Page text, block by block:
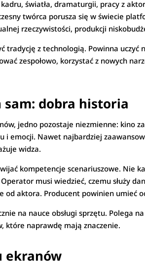
światła, dramaturgii, pracy z
twórca porusza się w świecie
rzeczywistości, produkcji
tradycję z technologią. Powinna
zespołowo, korzystać z nowych
dobra historia
jedno pozostaje niezmienne: kino
emocji. Nawet najbardziej
widza.
kompetencje scenariuszowe. Nie
musi wiedzieć, czemu służy
od aktora. Producent powinien umieć
na nauce obsługi sprzętu. Polega
które naprawdę mają znaczenie.
ekranów